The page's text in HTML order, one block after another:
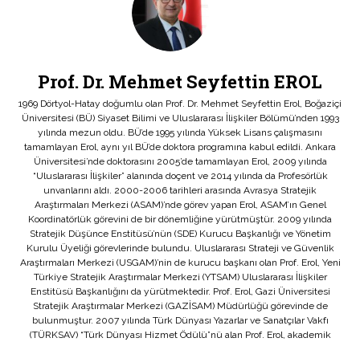
Prof. Dr. Mehmet Seyfettin EROL
1969 Dörtyol-Hatay doğumlu olan Prof. Dr. Mehmet Seyfettin Erol, Boğaziçi
Üniversitesi (BÜ) Siyaset Bilimi ve Uluslararası İlişkiler Bölümü’nden 1993
yılında mezun oldu. BÜ’de 1995 yılında Yüksek Lisans çalışmasını
tamamlayan Erol, aynı yıl BÜ’de doktora programına kabul edildi. Ankara
Üniversitesi’nde doktorasını 2005’de tamamlayan Erol, 2009 yılında
“Uluslararası İlişkiler” alanında doçent ve 2014 yılında da Profesörlük
unvanlarını aldı. 2000-2006 tarihleri arasında Avrasya Stratejik
Araştırmaları Merkezi (ASAM)’nde görev yapan Erol, ASAM’ın Genel
Koordinatörlük görevini de bir dönemliğine yürütmüştür. 2009 yılında
Stratejik Düşünce Enstitüsü’nün (SDE) Kurucu Başkanlığı ve Yönetim
Kurulu Üyeliği görevlerinde bulundu. Uluslararası Strateji ve Güvenlik
Araştırmaları Merkezi (USGAM)’nin de kurucu başkanı olan Prof. Erol, Yeni
Türkiye Stratejik Araştırmalar Merkezi (YTSAM) Uluslararası İlişkiler
Enstitüsü Başkanlığını da yürütmektedir. Prof. Erol, Gazi Üniversitesi
Stratejik Araştırmalar Merkezi (GAZİSAM) Müdürlüğü görevinde de
bulunmuştur. 2007 yılında Türk Dünyası Yazarlar ve Sanatçılar Vakfı
(TÜRKSAV) “Türk Dünyası Hizmet Ödülü”nü alan Prof. Erol, akademik